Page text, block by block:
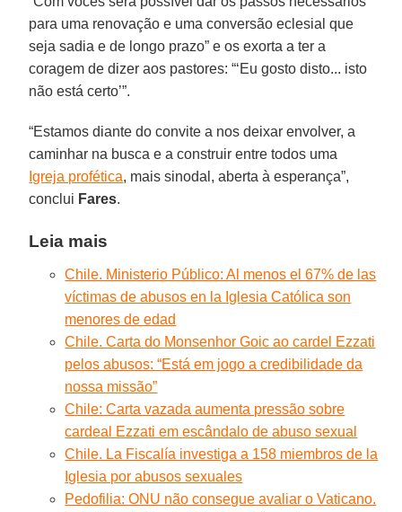
para uma renovação e uma conversão eclesial que
seja sadia e de longo prazo” e os exorta a ter a
coragem de dizer aos pastores: “‘Eu gosto disto... isto
não está certo’”.
“Estamos diante do convite a nos deixar envolver, a
caminhar na busca e a construir entre todos uma
Igreja profética, mais sinodal, aberta à esperança”,
conclui Fares.
Leia mais
Chile. Ministerio Público: Al menos el 67% de las
víctimas de abusos en la Iglesia Católica son
menores de edad
Chile. Carta do Monsenhor Goic ao cardel Ezzati
pelos abusos: “Está em jogo a credibilidade da
nossa missão”
Chile: Carta vazada aumenta pressão sobre
cardeal Ezzati em escândalo de abuso sexual
Chile. La Fiscalía investiga a 158 miembros de la
Iglesia por abusos sexuales
Pedofilia: ONU não consegue avaliar o Vaticano.